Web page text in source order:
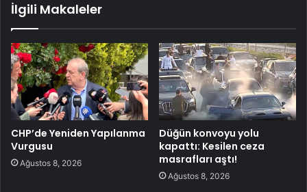
İlgili Makaleler
CHP’de Yeniden Yapılanma
Vurgusu
Ağustos 8, 2026
Düğün konvoyu yolu
kapattı: Kesilen ceza
masrafları aştı!
Ağustos 8, 2026